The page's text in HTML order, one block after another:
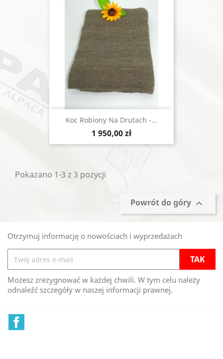
Koc Robiony Na Drutach -...
Cena
1 950,00 zł
Pokazano 1-3 z 3 pozycji
Powrót do góry 
Otrzymuj informację o nowościach i wyprzedażach
Możesz zrezygnować w każdej chwili. W tym celu należy
odnaleźć szczegóły w naszej informacji prawnej.